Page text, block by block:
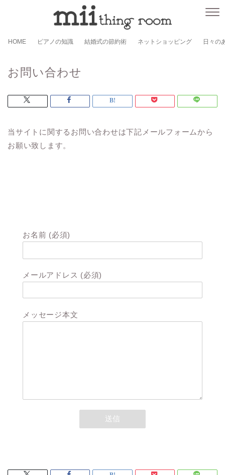
HOME ピアノの知識 結婚式の節約術 ネットショッピング 日々の
お問い合わせ
当サイトに関するお問い合わせは下記メールフォームから
お願い致します。
お名前 (必須)
メールアドレス (必須)
メッセージ本文